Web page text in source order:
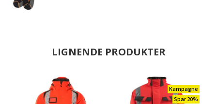
LIGNENDE PRODUKTER
Kampagne
Spar 20%